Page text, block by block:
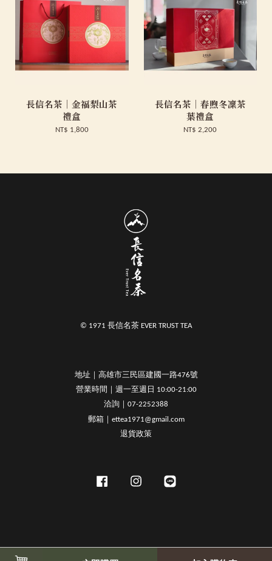
長信名茶｜金福梨山茶
禮盒
NT$ 1,800
長信名茶｜春煦冬凜茶
葉禮盒
NT$ 2,200
© 1971 長信名茶 EVER TRUST TEA
地址｜高雄市三民區建國一路476號
營業時間｜週一至週日 10:00-21:00
洽詢｜07-2252388
郵箱｜ettea1971@gmail.com
退貨政策
Facebook Instagram